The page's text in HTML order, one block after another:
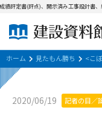
建設
定書(評点)、開示済み工事設計書、
ホーム 見たもん勝ち <こ
2020/06/19 記者の目／